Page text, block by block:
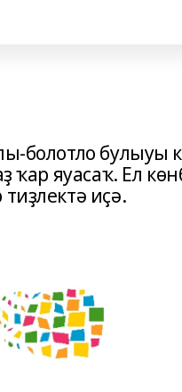
болотло булыуы
ҡар яуасаҡ. Ел
иҫә.